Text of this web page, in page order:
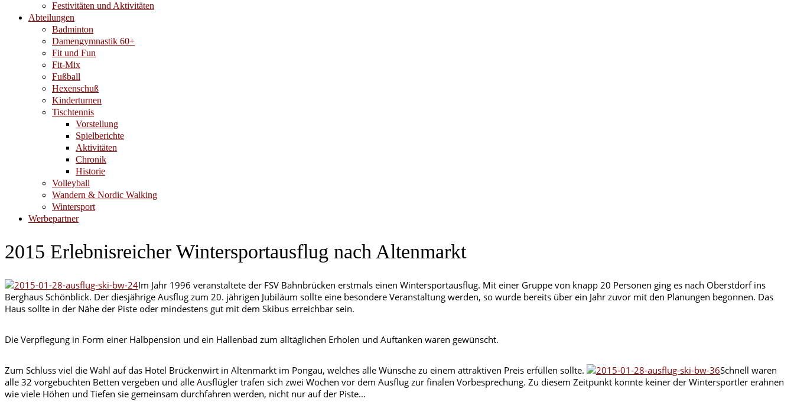
Festivitäten und Aktivitäten
Abteilungen
Badminton
Damengymnastik 60+
Fit und Fun
Fit-Mix
Fußball
Hexenschuß
Kinderturnen
Tischtennis
Vorstellung
Spielberichte
Aktivitäten
Chronik
Historie
Volleyball
Wandern & Nordic Walking
Wintersport
Werbepartner
2015 Erlebnisreicher Wintersportausflug nach Altenmarkt
Im Jahr 1996 veranstaltete der FSV Bahnbrücken erstmals einen Wintersportausflug. Mit einer Gruppe von knapp 20 Personen ging es nach Oberstdorf ins
Berghaus Schönblick. Der diesjährige Ausflug zum 20. jährigen Jubiläum sollte eine besondere Veranstaltung werden, so wurde bereits über ein Jahr zuvor mit den Planungen begonnen. Das
Haus sollte in der Nähe der Piste oder mindestens gut mit dem Skibus erreichbar sein.
Die Verpflegung in Form einer Halbpension und ein Hallenbad zum alltäglichen Erholen und Auftanken waren gewünscht.
Zum Schluss viel die Wahl auf das Hotel Brückenwirt in Altenmarkt im Pongau, welches alle Wünsche zu einem attraktiven Preis erfüllen sollte.
Schnell waren
alle 32 vorgebuchten Betten vergeben und alle Ausflügler trafen sich zwei Wochen vor dem Ausflug zur finalen Vorbesprechung. Zu diesem Zeitpunkt konnte keiner der Wintersportler erahnen
wie viele Höhen und Tiefen sie gemeinsam durchfahren werden, nicht nur auf der Piste…